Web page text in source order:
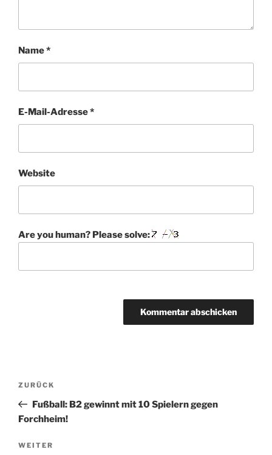
Name*
E-Mail-Adresse*
Website
Are you human? Please solve:
e
r
n
t
Beitragsnavigation
Vorheriger
Beitrag
ZURÜCK
Fußball: B2 gewinnt mit 10 Spielern gegen
Forchheim!
Nächster
WEITER